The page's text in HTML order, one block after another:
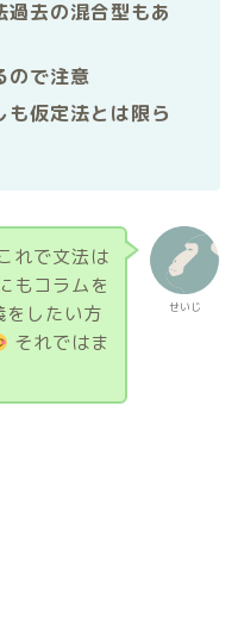
去の混合型もあ
ので注意
仮定法とは限ら
せいじ
れで文法は
もコラムを
をしたい方
それではま